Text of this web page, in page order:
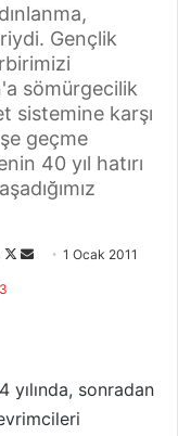
Gençlik
sömürgecilik
sistemine karşı
geçme
40 yıl hatırı
F
w
o
p
1 Ocak 2011
yılında, sonradan